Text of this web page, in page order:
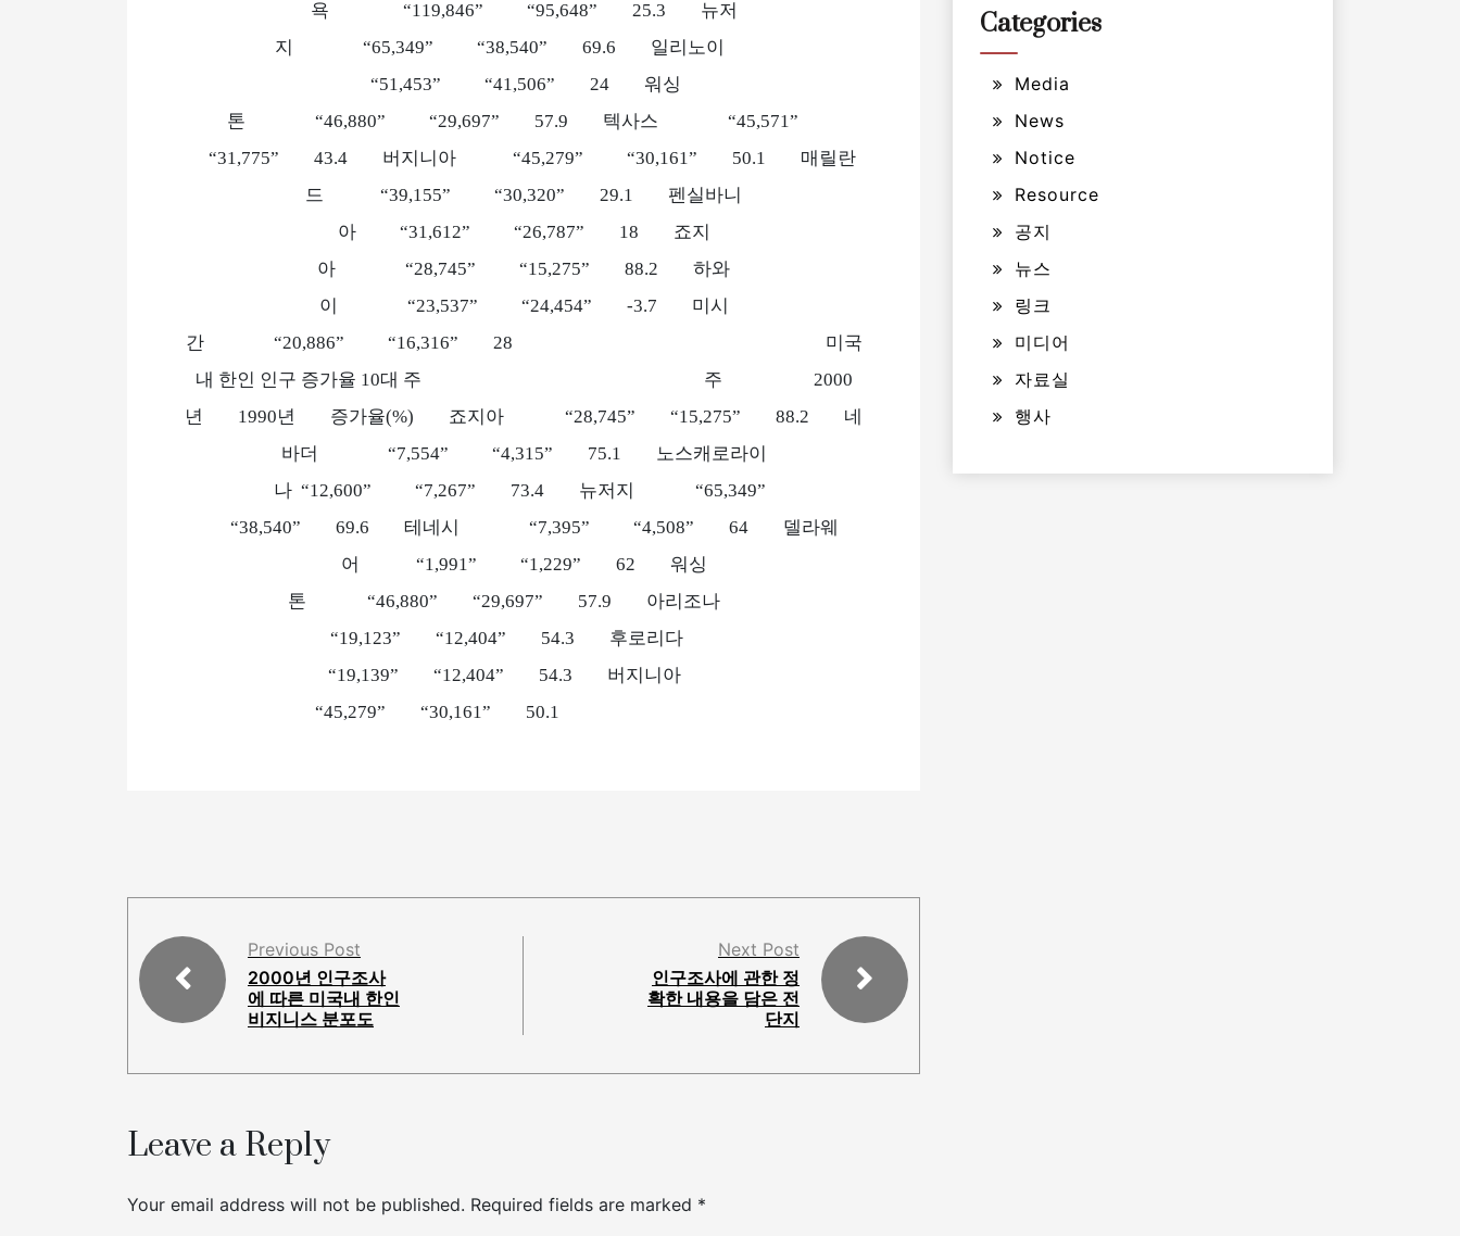
욕 “119,846” “95,648” 25.3 뉴저
지 “65,349” “38,540” 69.6 일리노이
“51,453” “41,506” 24 워싱
톤 “46,880” “29,697” 57.9 텍사스 “45,571”
“31,775” 43.4 버지니아 “45,279” “30,161” 50.1 매릴란
드 “39,155” “30,320” 29.1 펜실바니
아 “31,612” “26,787” 18 죠지
아 “28,745” “15,275” 88.2 하와
이 “23,537” “24,454” -3.7 미시
간 “20,886” “16,316” 28 미국
내 한인 인구 증가율 10대 주 주 2000
년 1990년 증가율(%) 죠지아 “28,745” “15,275” 88.2 네
바더 “7,554” “4,315” 75.1 노스캐로라이
나 “12,600” “7,267” 73.4 뉴저지 “65,349”
“38,540” 69.6 테네시 “7,395” “4,508” 64 델라웨
어 “1,991” “1,229” 62 워싱
톤 “46,880” “29,697” 57.9 아리조나
“19,123” “12,404” 54.3 후로리다
“19,139” “12,404” 54.3 버지니아
“45,279” “30,161” 50.1
Previous Post
2000년 인구조사
에 따른 미국내 한인
비지니스 분포도
Next Post
인구조사에 관한 정
확한 내용을 담은 전
단지
Leave a Reply
Your email address will not be published. Required fields are marked *
Categories
Media
News
Notice
Resource
공지
뉴스
링크
미디어
자료실
행사